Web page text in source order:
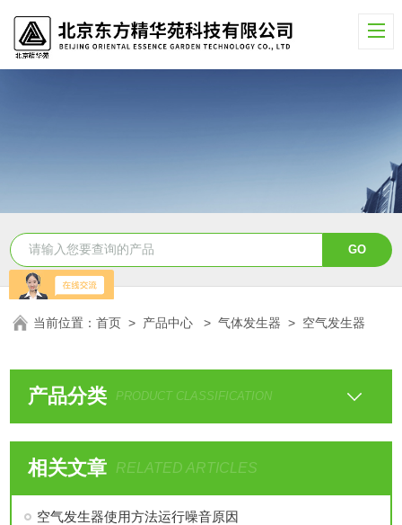
当前位置：首页 > 产品中心 >气体发生器 > 空气发生器
产品分类 PRODUCT CLASSIFICATION
相关文章 RELATED ARTICLES
空气发生器使用方法运行噪音原因